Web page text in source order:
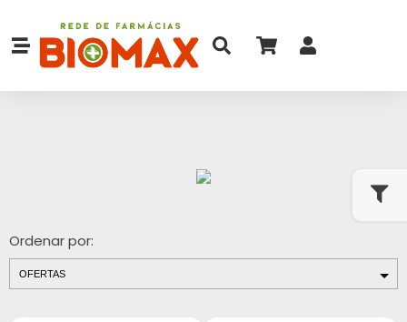
Ordenar por: